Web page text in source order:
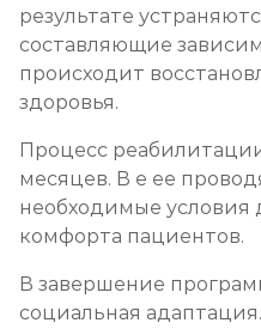
результате
составляющие
происходит
здоровья.
Процесс
месяцев. В е ее
необходимые условия
комфорта пациентов.
В завершение
социальная